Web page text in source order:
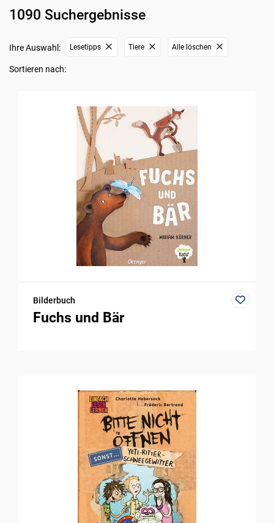
1090 Suchergebnisse
Ihre Auswahl: Lesetipps Tiere Alle löschen
Sortieren nach:
Bilderbuch
Fuchs und Bär